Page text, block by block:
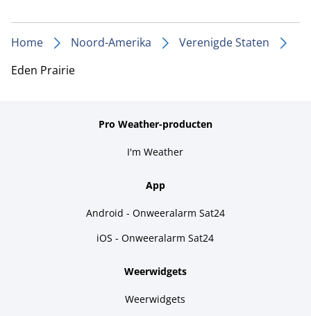
Home Noord-Amerika
Verenigde Staten
Eden Prairie
Pro Weather-producten
I'm Weather
App
Android - Onweeralarm Sat24
iOS - Onweeralarm Sat24
Weerwidgets
Weerwidgets